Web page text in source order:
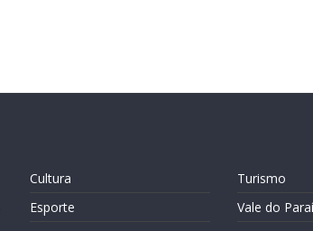
Cultura
Esporte
Turismo
Vale do